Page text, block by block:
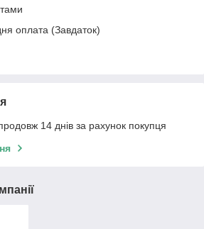
оплата (Завдаток)
14 днів за рахунок покупця